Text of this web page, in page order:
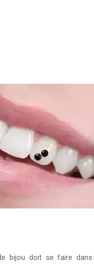
bijou doit se faire